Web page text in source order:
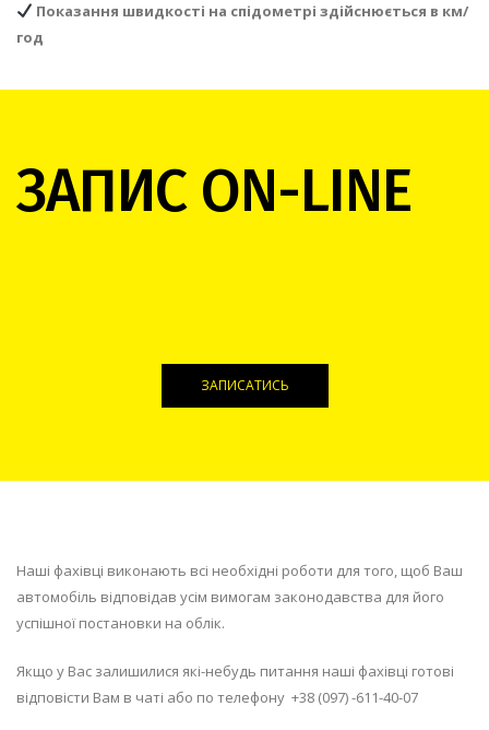
Показання швидкості на спідометрі здійснюється в км/
год
ЗАПИС ON-LINE
ЗАПИСАТИСЬ
Наші фахівці виконають всі необхідні роботи для того, щоб Ваш
автомобіль відповідав усім вимогам законодавства для його
успішної постановки на облік.
Якщо у Вас залишилися які-небудь питання наші фахівці готові
відповісти Вам в чаті або по телефону +38 (097) -611-40-07